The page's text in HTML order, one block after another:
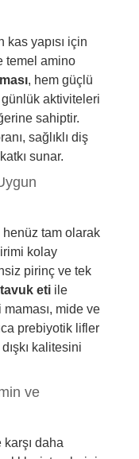
yapısı için
temel amino
, hem güçlü
aktiviteleri
sahiptir.
sağlıklı diş
sunar.
tam olarak
kolay
pirinç ve tek
tavuk eti ile
mide ve
prebiyotik lifler
kalitesini
ve
daha